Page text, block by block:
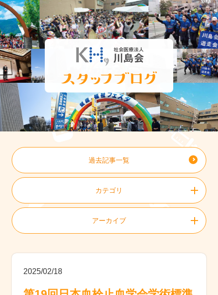
過去記事一覧
カテゴリ
アーカイブ
2025/02/18